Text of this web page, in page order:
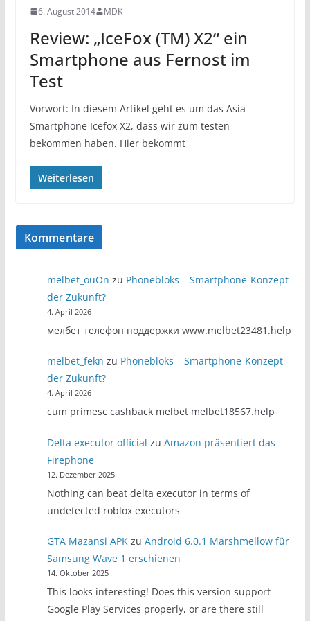
6. August 2014 MDK
Review: „IceFox (TM) X2“ ein
Smartphone aus Fernost im
Test
Vorwort: In diesem Artikel geht es um das Asia
Smartphone Icefox X2, dass wir zum testen
bekommen haben. Hier bekommt
Weiterlesen
Kommentare
melbet_ouOn zu Phonebloks – Smartphone-Konzept
der Zukunft?
4. April 2026
мелбет телефон поддержки www.melbet23481.help
melbet_fekn zu Phonebloks – Smartphone-Konzept
der Zukunft?
4. April 2026
cum primesc cashback melbet melbet18567.help
Delta executor official zuAmazon präsentiert das
Firephone
12. Dezember 2025
Nothing can beat delta executor in terms of
undetected roblox executors
GTA Mazansi APK zuAndroid 6.0.1 Marshmellow für
Samsung Wave 1 erschienen
14. Oktober 2025
This looks interesting! Does this version support
Google Play Services properly, or are there still